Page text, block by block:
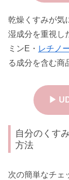
乾燥くすみが気
湿成分を重視し
ミンE・ レチノ
る成分を含む商
▶
自分のくす
方法
次の簡単なチェ